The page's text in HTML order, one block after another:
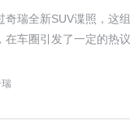
瑞全新SUV谍照，这
车圈引发了一定的热议